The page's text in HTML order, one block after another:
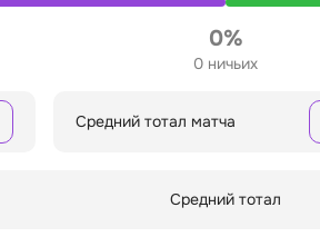
0%
0 ничьих
Средний тотал матча
Средний тотал